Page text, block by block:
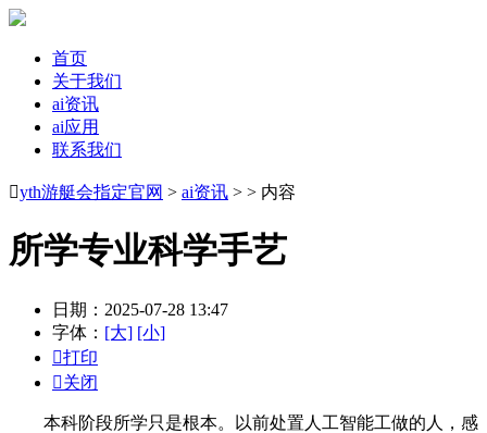
首页
关于我们
ai资讯
ai应用
联系我们
yth游艇会指定官网 > ai资讯 > > 内容
所学专业科学手艺
日期：2025-07-28 13:47
字体： [大] [小]
打印
关闭
本科阶段所学只是根本。以前处置人工智能工做的人，感